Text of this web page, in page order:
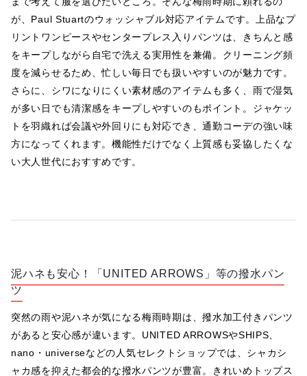
が、Paul Stuartのウォッシャブル対応アイテムです。上品なプ
リントワンピースやセンタープレス入りパンツは、きちんと感
をキープしながら自宅で洗える実用性を兼備。クリーニング頻
度を減らせるため、忙しい毎日でも扱いやすいのが魅力です。
さらに、シワになりにくい素材感のアイテムも多く、雨で湿気
が多い日でも清潔感をキープしやすいのもポイント。ジャケッ
トを羽織れば会議や外回りにも対応でき、通勤コーデの強い味
方になってくれます。機能性だけでなく上質感も妥協したくな
い大人世代におすすめです。
泥ハネも安心！「UNITED ARROWS」等の撥水パン
ツ
突然の雨や泥ハネが気になる梅雨時期は、撥水加工付きパンツ
があると安心感が違います。UNITED ARROWSやSHIPS、
nano・universeなどの人気セレクトショップでは、シャカシ
ャカ感を抑えた都会的な撥水パンツが豊富。きれいめトップス